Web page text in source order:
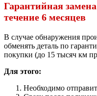
Гарантийная
течение 6 месяцев
В случае обнаружения
обменять деталь по
покупки (до 15 тысяч км
Для этого:
Необходимо